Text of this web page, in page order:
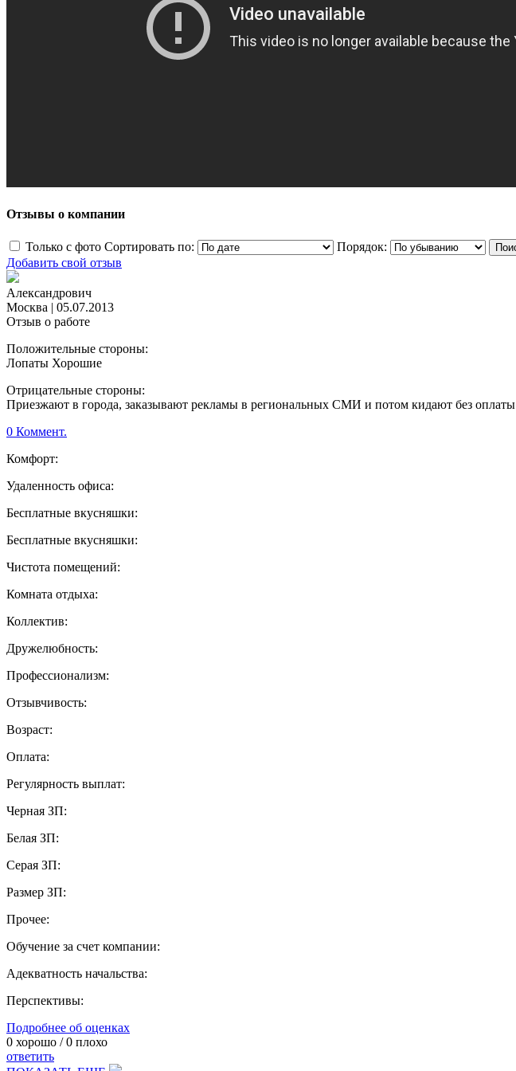
Отзывы о компании
Только с фото Сортировать по:
Порядок:
Добавить свой отзыв
Александрович
Москва | 05.07.2013
Отзыв о работе
Положительные стороны:
Лопаты Хорошие
Отрицательные стороны:
Приезжают в города, заказывают рекламы в региональных СМИ и потом кидают без оплаты
0 Коммент.
Комфорт:
Удаленность офиса:
Бесплатные вкусняшки:
Бесплатные вкусняшки:
Чистота помещений:
Комната отдыха:
Коллектив:
Дружелюбность:
Профессионализм:
Отзывчивость:
Возраст:
Оплата:
Регулярность выплат:
Черная ЗП:
Белая ЗП:
Серая ЗП:
Размер ЗП:
Прочее:
Обучение за счет компании:
Адекватность начальства:
Перспективы:
Подробнее об оценках
0 хорошо /0 плохо
ответить